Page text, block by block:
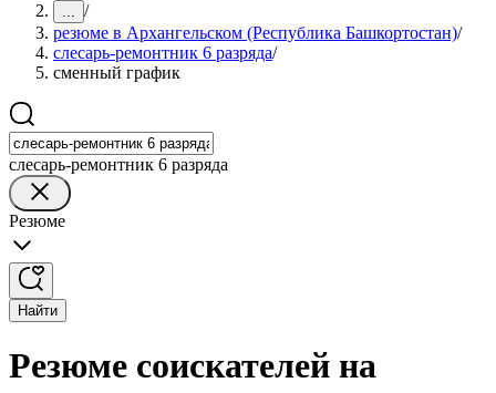
... /
резюме в Архангельском (Республика Башкортостан)/
слесарь-ремонтник 6 разряда/
сменный график
слесарь-ремонтник 6 разряда
Резюме
Найти
Резюме соискателей на